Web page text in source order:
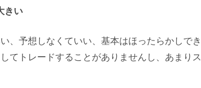
きい
、予想しなくていい、基本はほったらかしでき
てトレードすることがありませんし、あまりス